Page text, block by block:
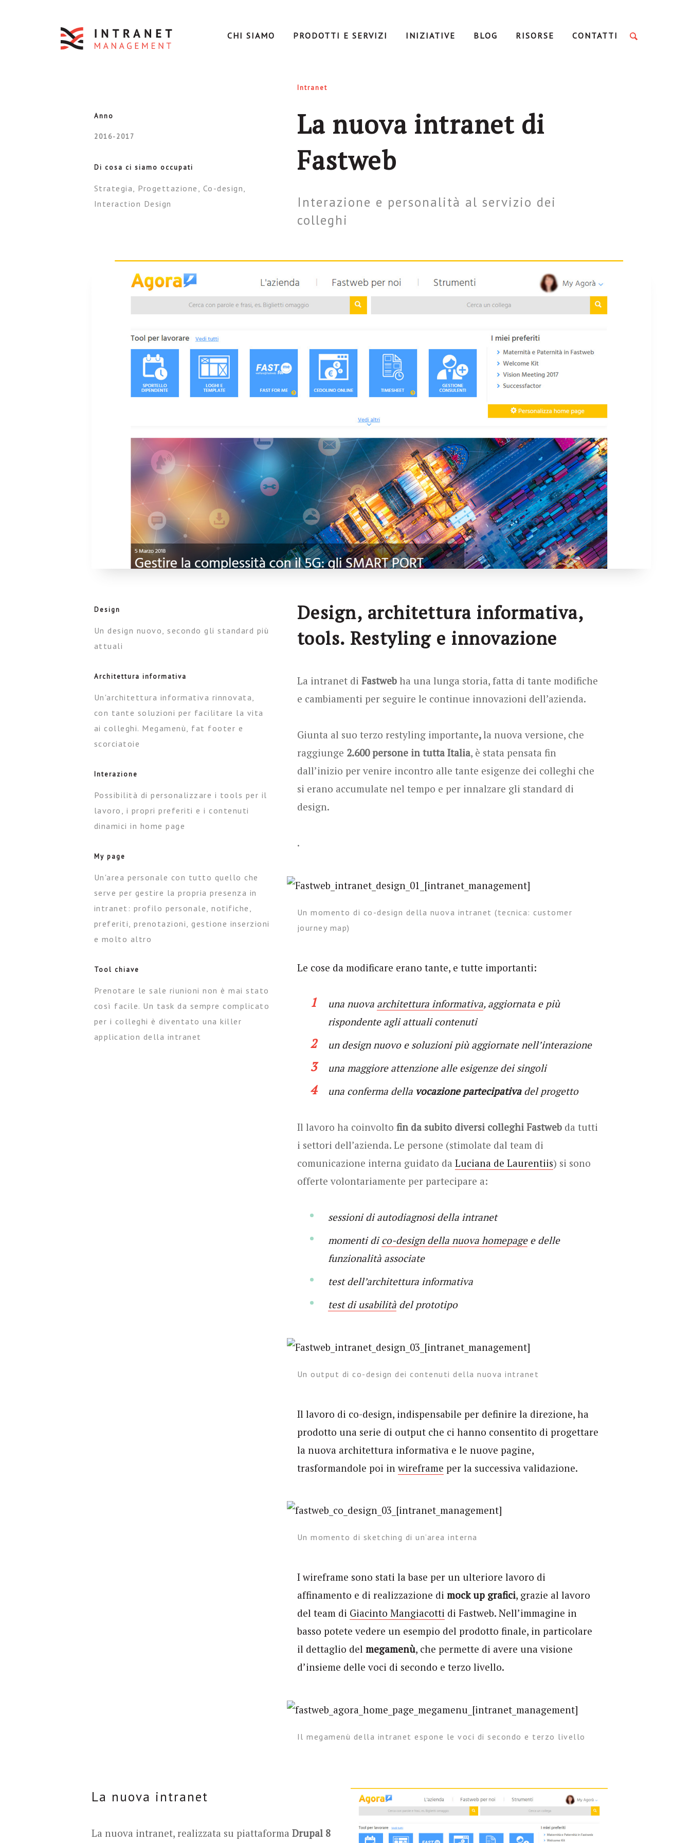
CHI SIAMO PRODOTTI E SERVIZI INIZIATIVE BLOG RISORSE CONTATTI
Intranet
Anno
2016-2017
Di cosa ci siamo occupati
Strategia, Progettazione, Co-design,
Interaction Design
La nuova intranet di
Fastweb
Interazione e personalità al servizio dei
colleghi
Design
Un design nuovo, secondo gli standard più
attuali
Architettura informativa
Un'architettura informativa rinnovata,
con tante soluzioni per facilitare la vita
ai colleghi. Megamenù, fat footer e
scorciatoie
Interazione
Possibilità di personalizzare i tools per il
lavoro, i propri preferiti e i contenuti
dinamici in home page
My page
Un'area personale con tutto quello che
serve per gestire la propria presenza in
intranet: profilo personale, notifiche,
preferiti, prenotazioni, gestione inserzioni
e molto altro
Tool chiave
Prenotare le sale riunioni non è mai stato
così facile. Un task da sempre complicato
per i colleghi è diventato una killer
application della intranet
Design, architettura informativa,
tools. Restyling e innovazione
La intranet di Fastwebha una lunga storia, fatta di tante modifiche
e cambiamenti per seguire le continue innovazioni dell’azienda.
Giunta al suo terzo restyling importante,la nuova versione, che
raggiunge 2.600 persone in tutta Italia, è stata pensata fin
dall’inizio per venire incontro alle tante esigenze dei colleghi che
si erano accumulate nel tempo e per innalzare gli standard di
design.
.
Un momento di co-design della nuova intranet (tecnica: customer
journey map)
Le cose da modificare erano tante, e tutte importanti:
una nuova architettura informativa, aggiornata e più
rispondente agli attuali contenuti
un design nuovo e soluzioni più aggiornate nell’interazione
una maggiore attenzione alle esigenze dei singoli
una conferma della vocazione partecipativadel progetto
Il lavoro ha coinvolto fin da subito diversi colleghi Fastwebda tutti
i settori dell’azienda. Le persone (stimolate dal team di
comunicazione interna guidato da Luciana de Laurentiis) si sono
offerte volontariamente per partecipare a:
sessioni di autodiagnosi della intranet
momenti dico-design della nuova homepagee delle
funzionalità associate
test dell’architettura informativa
test di usabilitàdel prototipo
Un output di co-design dei contenuti della nuova intranet
Il lavoro di co-design, indispensabile per definire la direzione, ha
prodotto una serie di output che ci hanno consentito di progettare
la nuova architettura informativa e le nuove pagine,
trasformandole poi inwireframe per la successiva validazione.
Un momento di sketching di un’area interna
I wireframe sono stati la base per un ulteriore lavoro di
affinamento e di realizzazione di mock up grafici, grazie al lavoro
del team di Giacinto Mangiacotti di Fastweb. Nell’immagine in
basso potete vedere un esempio del prodotto finale, in particolare
il dettaglio del megamenù, che permette di avere una visione
d’insieme delle voci di secondo e terzo livello.
Il megamenù della intranet espone le voci di secondo e terzo livello
La nuova intranet
La nuova intranet, realizzata su piattaforma Drupal 8